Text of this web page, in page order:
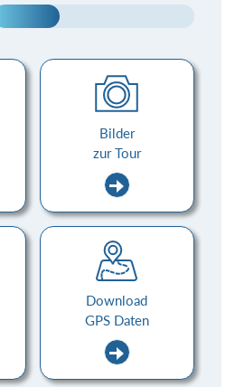
Bilder
zur Tour
Download
GPS Daten